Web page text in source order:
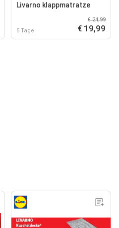
Livarno klappmatratze
5 Tage
€ 24,99
€ 19,99